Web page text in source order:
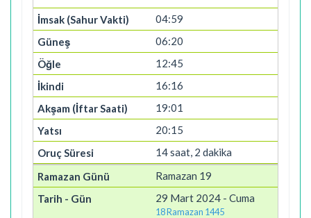
04:59
06:20
12:45
16:16
19:01
20:15
14 saat, 2 dakika
Ramazan 19
29 Mart 2024 - Cuma
18 Ramazan 1445